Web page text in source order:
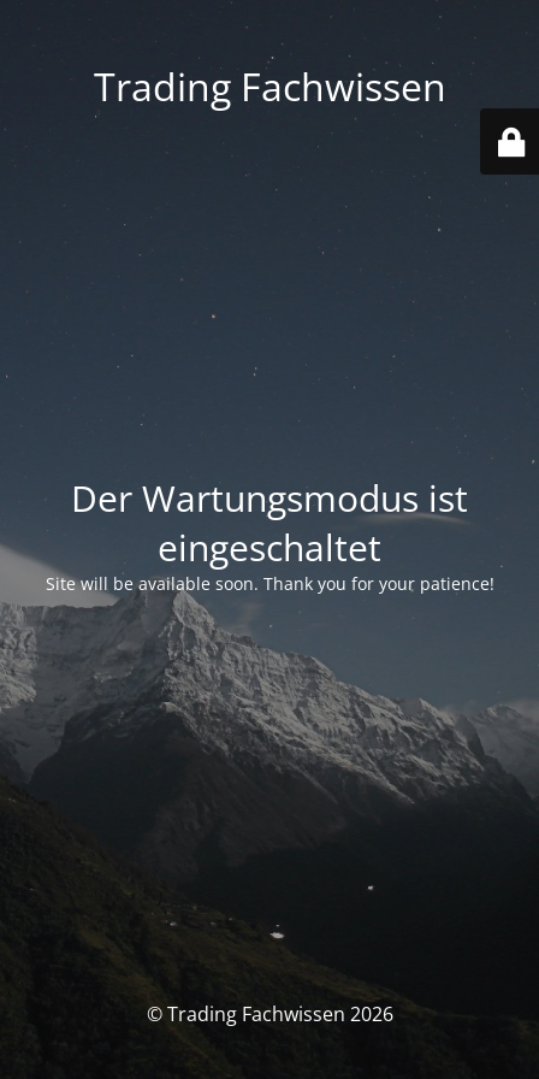
Trading Fachwissen
Der Wartungsmodus ist
eingeschaltet
Site will be available soon. Thank you for your patience!
© Trading Fachwissen 2026